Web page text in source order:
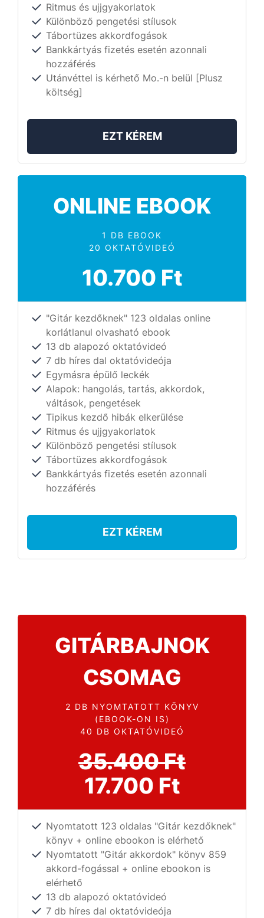
ONLINE EBOOK
1 DB EBOOK
20 OKTATÓVIDEÓ
10.700 Ft
"Gitár kezdőknek" 123 oldalas online
korlátlanul olvasható ebook
13 db alapozó oktatóvideó
7 db híres dal oktatóvideója
Egymásra épülő leckék
Alapok: hangolás, tartás, akkordok,
váltások, pengetések
Tipikus kezdő hibák elkerülése
Ritmus és ujjgyakorlatok
Különböző pengetési stílusok
Tábortüzes akkordfogások
Bankkártyás fizetés esetén azonnali
hozzáférés
EZT KÉREM
Ritmus és ujjgyakorlatok
Különböző pengetési stílusok
Tábortüzes akkordfogások
Bankkártyás fizetés esetén azonnali
hozzáférés
Utánvéttel is kérhető Mo.-n belül [Plusz
költség]
EZT KÉREM
GITÁRBAJNOK
CSOMAG
2 DB NYOMTATOTT KÖNYV
(EBOOK-ON IS)
40 DB OKTATÓVIDEÓ
35.400 Ft
17.700 Ft
Nyomtatott 123 oldalas "Gitár kezdőknek"
könyv + online ebookon is elérhető
Nyomtatott "Gitár akkordok" könyv 859
akkord-fogással + online ebookon is
elérhető
13 db alapozó oktatóvideó
7 db híres dal oktatóvideója